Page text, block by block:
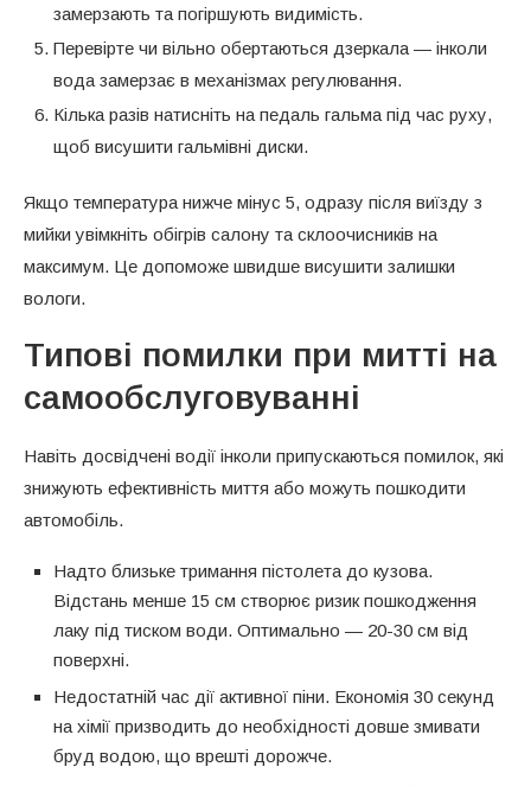
замерзають та погіршують видимість.
Перевірте чи вільно обертаються дзеркала — інколи
вода замерзає в механізмах регулювання.
Кілька разів натисніть на педаль гальма під час руху,
щоб висушити гальмівні диски.
Якщо температура нижче мінус 5, одразу після виїзду з
мийки увімкніть обігрів салону та склоочисників на
максимум. Це допоможе швидше висушити залишки
вологи.
Типові помилки при митті на
самообслуговуванні
Навіть досвідчені водії інколи припускаються помилок, які
знижують ефективність миття або можуть пошкодити
автомобіль.
Надто близьке тримання пістолета до кузова.
Відстань менше 15 см створює ризик пошкодження
лаку під тиском води. Оптимально — 20-30 см від
поверхні.
Недостатній час дії активної піни. Економія 30 секунд
на хімії призводить до необхідності довше змивати
бруд водою, що врешті дорожче.